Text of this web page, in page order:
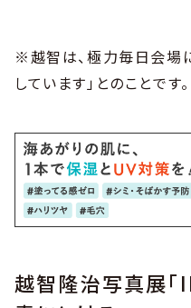
※越智は、極力毎日会場
しています」とのことです。
越智隆治写真展